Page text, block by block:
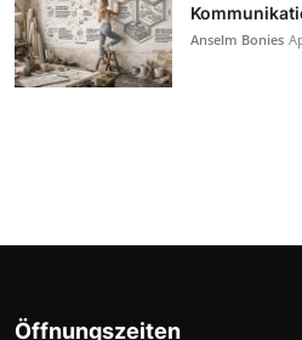
Anselm Bonies
Öffnungszeiten